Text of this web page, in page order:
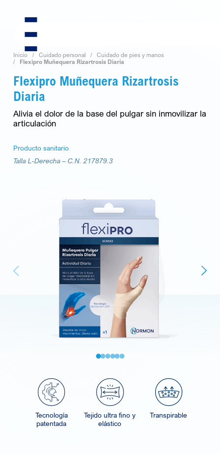
content
Inicio Cuidado personal
Cuidado de pies y manos
Flexipro Muñequera Rizartrosis Diaria
Flexipro Muñequera Rizartrosis
Diaria
Alivia el dolor de la base del pulgar sin inmovilizar la
articulación
Producto sanitario
Talla L-Derecha –C.N. 217879.3
Next
Tecnología
patentada
Tejido ultra fino y
elástico
Transpirable